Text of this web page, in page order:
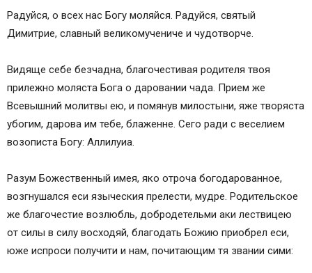
Радуйся, о всех нас Богу моляйся. Радуйся, святый
Димитрие, славный великомучениче и чудотворче.
Видяще себе безчадна, благочестивая родителя твоя
прилежно моляста Бога о даровании чада. Прием же
Всевышний молитвы ею, и помянув милостыни, яже творяста
убогим, дарова им тебе, блаженне. Сего ради с веселием
возописта Богу: Аллилуиа.
Разум Божественный имея, яко отроча богодарованное,
возгнушался еси языческия прелести, мудре. Родительское
же благочестие возлюбль, добродетельми аки лествицею
от силы в силу восходяй, благодать Божию приобрел еси,
юже испроси получити и нам, почитающим тя звании сими: